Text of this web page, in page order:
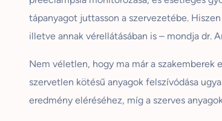
tápanyagot juttasson a szervezetébe.
illetve annak vérellátásában is – mondja dr.
Nem véletlen, hogy ma már a szakemberek
szervetlen kötésű anyagok felszívódása
eredmény eléréséhez, míg a szerves